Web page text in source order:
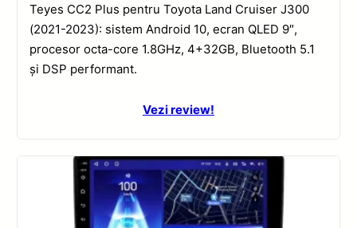
Teyes CC2 Plus pentru Toyota Land Cruiser J300
(2021-2023): sistem Android 10, ecran QLED 9″,
procesor octa-core 1.8GHz, 4+32GB, Bluetooth 5.1
și DSP performant.
Vezi review!